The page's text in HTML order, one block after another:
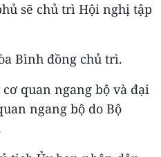
sẽ chủ trì Hội nghị tập
Bình đồng chủ trì.
quan ngang bộ và đại
ngang bộ do Bộ